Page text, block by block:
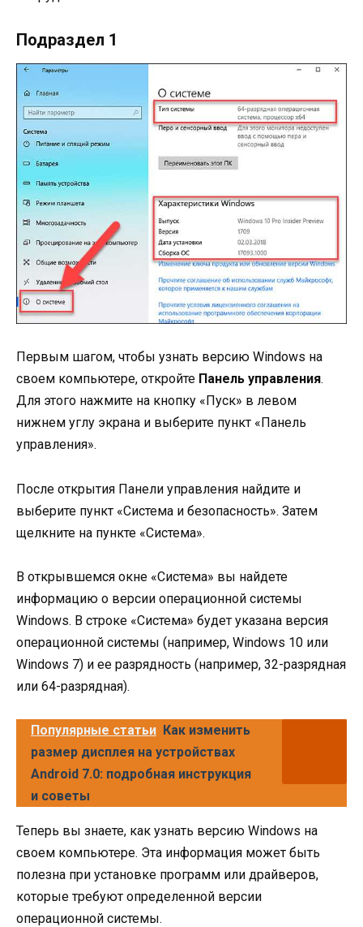
Подраздел 1
Первым шагом, чтобы узнать версию Windows на
своем компьютере, откройте Панель управления.
Для этого нажмите на кнопку «Пуск» в левом
нижнем углу экрана и выберите пункт «Панель
управления».
После открытия Панели управления найдите и
выберите пункт «Система и безопасность». Затем
щелкните на пункте «Система».
В открывшемся окне «Система» вы найдете
информацию о версии операционной системы
Windows. В строке «Система» будет указана версия
операционной системы (например, Windows 10 или
Windows 7) и ее разрядность (например, 32-разрядная
или 64-разрядная).
Популярные статьи Как изменить
размер дисплея на устройствах
Android 7.0: подробная инструкция
и советы
Теперь вы знаете, как узнать версию Windows на
своем компьютере. Эта информация может быть
полезна при установке программ или драйверов,
которые требуют определенной версии
операционной системы.